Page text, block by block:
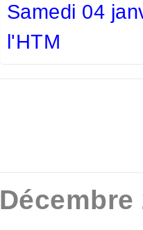
Samedi 04
l'HTM
Décembre